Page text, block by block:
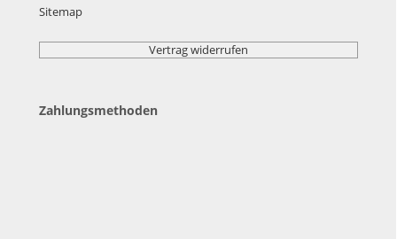
Sitemap
Vertrag widerrufen
Zahlungsmethoden